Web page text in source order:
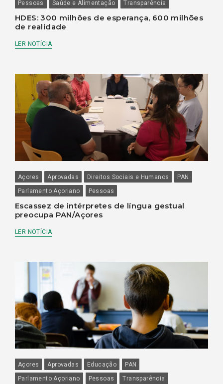
Pessoas Saúde e Alimentação Transparência
HDES: 300 milhões de esperança, 600 milhões
de realidade
LER NOTÍCIA
Açores Aprovadas Direitos Sociais e Humanos
PAN
Parlamento Açoriano
Pessoas
Escassez de intérpretes de língua gestual
preocupa PAN/Açores
LER NOTÍCIA
Açores Aprovadas Educação
PAN
Parlamento Açoriano
Pessoas Transparência